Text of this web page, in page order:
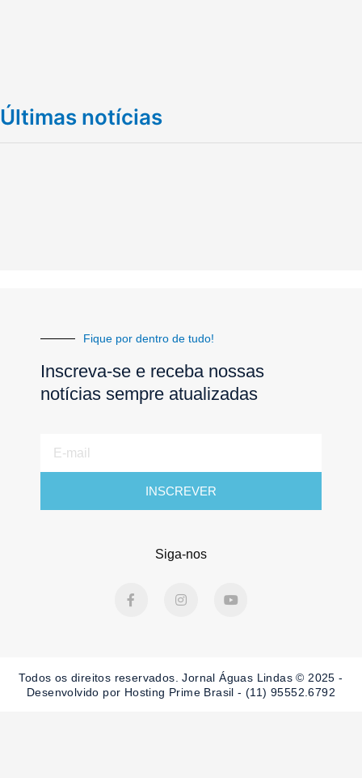
Últimas notícias
Fique por dentro de tudo!
Inscreva-se e receba nossas
notícias sempre atualizadas
mail
INSCREVER
Siga-nos
a
k
-
n
a
m
o
Todos os direitos reservados. Jornal Águas Lindas © 2025 -
Desenvolvido por Hosting Prime Brasil - (11) 95552.6792